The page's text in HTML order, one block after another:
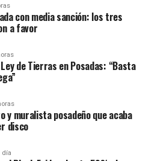
el vínculo en su
final del proceso”, al
haber dejado de alimentar
con media sanción: los tres
a favor
de Tierras en Posadas: “Basta
y muralista posadeño que acaba
disco
día